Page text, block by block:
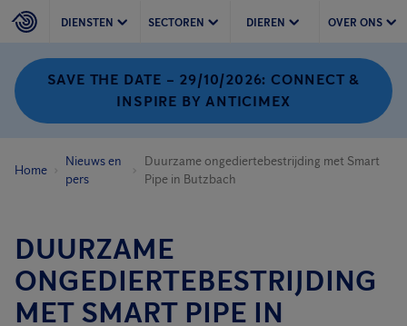
DIENSTEN SECTOREN DIEREN OVER ONS
SAVE THE DATE – 29/10/2026: CONNECT &
INSPIRE BY ANTICIMEX
Home
Nieuws en
pers
Duurzame ongediertebestrijding met Smart
Pipe in Butzbach
DUURZAME
ONGEDIERTEBESTRIJDING
MET SMART PIPE IN